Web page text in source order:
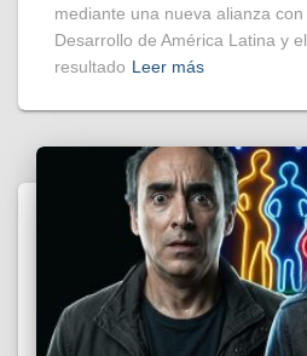
mediante una nueva alianza
Desarrollo de América Latina y
resultado Leer más